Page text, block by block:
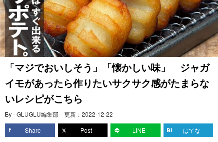
「マジでおいしそう」「懐かしい味」 ジャガ
イモがあったら作りたいサクサク感がたまらな
いレシピがこちら
By - GLUGLU編集部 更新： 2022-12-22
Share
Post LINE はてな